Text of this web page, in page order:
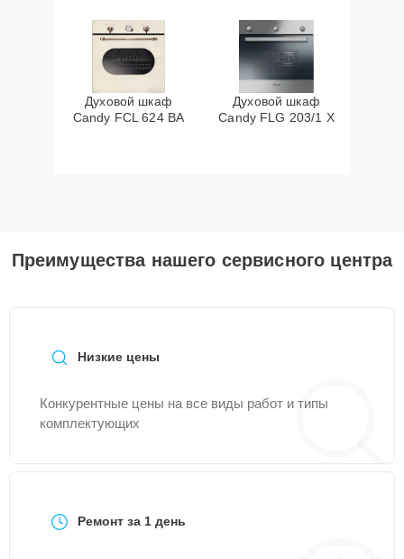
Духовой шкаф
Candy FCL 624 BA
Духовой шкаф
Candy FLG 203/1 X
Преимущества нашего сервисного центра
Низкие цены
Конкурентные цены на все виды работ и типы
комплектующих
Ремонт за 1 день